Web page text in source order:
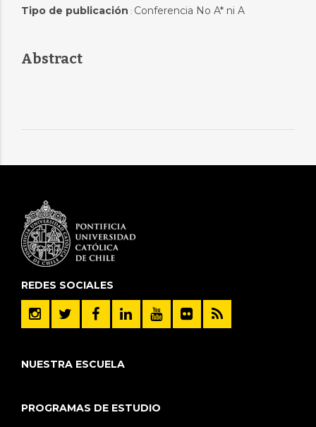
Tipo de publicación : Conferencia No A* ni A
Abstract
REDES SOCIALES
NUESTRA ESCUELA
PROGRAMAS DE ESTUDIO